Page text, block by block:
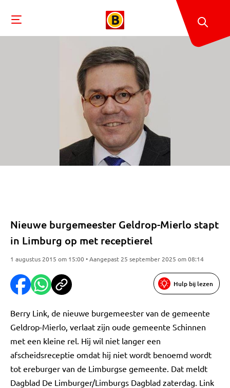
Nieuwe burgemeester Geldrop-Mierlo stapt
in Limburg op met receptierel
1 augustus 2015 om 15:00 • Aangepast 25 september 2025 om 08:14
Hulp bij lezen
Berry Link, de nieuwe burgemeester van de gemeente
Geldrop-Mierlo, verlaat zijn oude gemeente Schinnen
met een kleine rel. Hij wil niet langer een
afscheidsreceptie omdat hij niet wordt benoemd wordt
tot ereburger van de Limburgse gemeente. Dat meldt
Dagblad De Limburger/Limburgs Dagblad zaterdag. Link